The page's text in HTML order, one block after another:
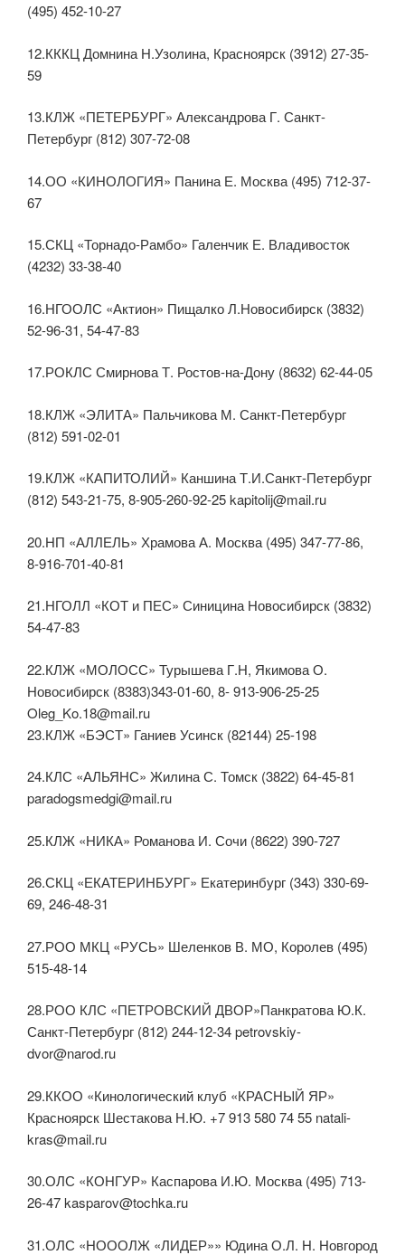
(495) 452-10-27
12.КККЦ Домнина Н.Узолина, Красноярск (3912) 27-35-
59
13.КЛЖ «ПЕТЕРБУРГ» Александрова Г. Санкт-
Петербург (812) 307-72-08
14.ОО «КИНОЛОГИЯ» Панина Е. Москва (495) 712-37-
67
15.СКЦ «Торнадо-Рамбо» Галенчик Е. Владивосток
(4232) 33-38-40
16.НГООЛС «Актион» Пищалко Л.Новосибирск (3832)
52-96-31, 54-47-83
17.РОКЛС Смирнова Т. Ростов-на-Дону (8632) 62-44-05
18.КЛЖ «ЭЛИТА» Пальчикова М. Санкт-Петербург
(812) 591-02-01
19.КЛЖ «КАПИТОЛИЙ» Каншина Т.И.Санкт-Петербург
(812) 543-21-75, 8-905-260-92-25 kapitolij@mail.ru
20.НП «АЛЛЕЛЬ» Храмова А. Москва (495) 347-77-86,
8-916-701-40-81
21.НГОЛЛ «КОТ и ПЕС» Синицина Новосибирск (3832)
54-47-83
22.КЛЖ «МОЛОСС» Турышева Г.Н, Якимова О.
Новосибирск (8383)343-01-60, 8- 913-906-25-25
Oleg_Ko.18@mail.ru
23.КЛЖ «БЭСТ» Ганиев Усинск (82144) 25-198
24.КЛС «АЛЬЯНС» Жилина С. Томск (3822) 64-45-81
paradogsmedgi@mail.ru
25.КЛЖ «НИКА» Романова И. Сочи (8622) 390-727
26.СКЦ «ЕКАТЕРИНБУРГ» Екатеринбург (343) 330-69-
69, 246-48-31
27.РОО МКЦ «РУСЬ» Шеленков В. МО, Королев (495)
515-48-14
28.РОО КЛС «ПЕТРОВСКИЙ ДВОР»Панкратова Ю.К.
Санкт-Петербург (812) 244-12-34 petrovskiy-
dvor@narod.ru
29.ККОО «Кинологический клуб «КРАСНЫЙ ЯР»
Красноярск Шестакова Н.Ю. +7 913 580 74 55 natali-
kras@mail.ru
30.ОЛС «КОНГУР» Каспарова И.Ю. Москва (495) 713-
26-47 kasparov@tochka.ru
31.ОЛС «НОООЛЖ «ЛИДЕР»» Юдина О.Л. Н. Новгород